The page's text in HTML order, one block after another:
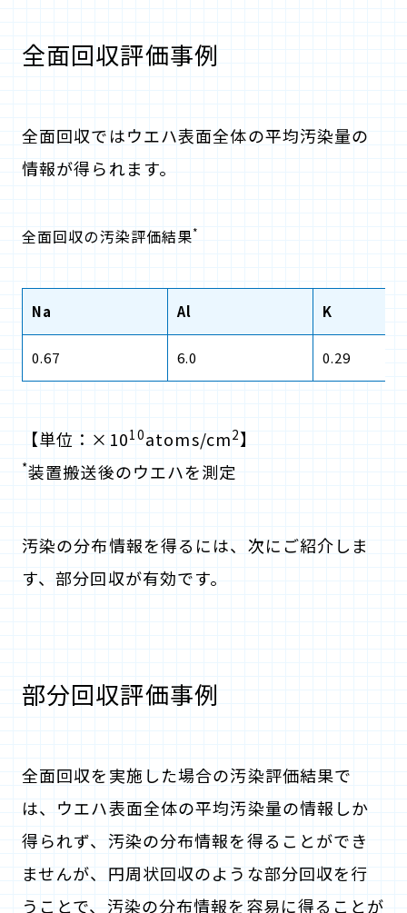
全面回収評価事例
全面回収ではウエハ表面全体の平均汚染量の
情報が得られます。
全面回収の汚染評価結果*
Na Al K
0.67 6.0 0.29
【単位：×1010atoms/cm2】
*装置搬送後のウエハを測定
汚染の分布情報を得るには、次にご紹介しま
す、部分回収が有効です。
部分回収評価事例
全面回収を実施した場合の汚染評価結果で
は、ウエハ表面全体の平均汚染量の情報しか
得られず、汚染の分布情報を得ることができ
ませんが、円周状回収のような部分回収を行
うことで、汚染の分布情報を容易に得ることが